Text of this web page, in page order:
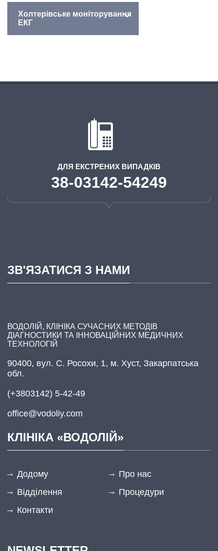
Холтерівське моніторування
ЕКГ
ДЛЯ ЕКСТРЕНИХ ВИПАДКІВ
38-03142-54249
ЗВ'ЯЗАТИСЯ З НАМИ
ВОДОЛІЙ, КЛІНІКА СУЧАСНИХ МЕТОДІВ
ДІАГНОСТИКИ ТА ІННОВАЦІЙНИХ МЕДИЧНИХ
ТЕХНОЛОГІЙ
90400, вул. С. Росохи, 1, м. Хуст, Закарпатська
обл.
(+3803142) 5-42-49
office@vodoliy.com
КЛІНІКА «ВОДОЛІЙ»
Додому
Про нас
Відділення
Процедури
Контакти